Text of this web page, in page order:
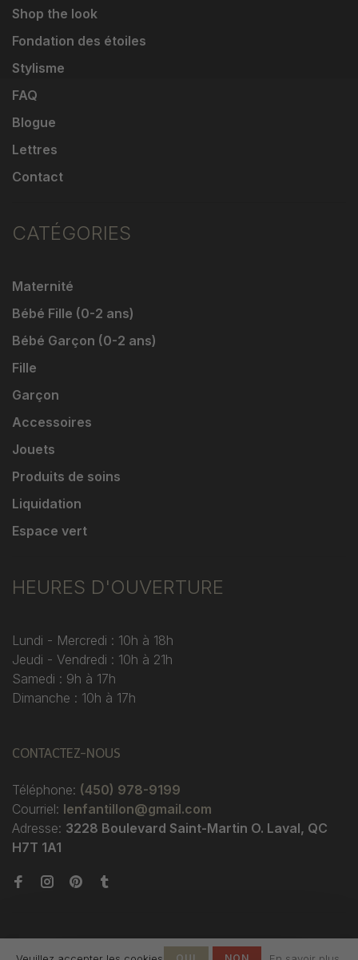
Shop the look
Fondation des étoiles
Stylisme
FAQ
Blogue
Lettres
Contact
CATÉGORIES
Maternité
Bébé Fille (0-2 ans)
Bébé Garçon (0-2 ans)
Fille
Garçon
Accessoires
Jouets
Produits de soins
Liquidation
Espace vert
HEURES D'OUVERTURE
Lundi - Mercredi : 10h à 18h
Jeudi - Vendredi : 10h à 21h
Samedi : 9h à 17h
Dimanche : 10h à 17h
CONTACTEZ-NOUS
Téléphone: (450) 978-9199
Courriel: lenfantillon@gmail.com
Adresse: 3228 Boulevard Saint-Martin O. Laval, QC
H7T 1A1